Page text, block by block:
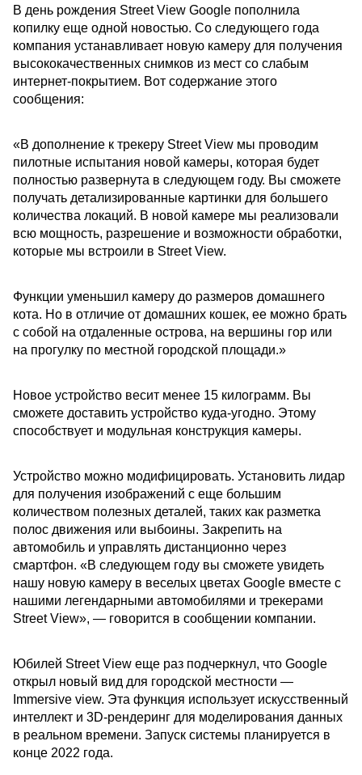
В день рождения Street View Google пополнила
копилку еще одной новостью. Со следующего года
компания устанавливает новую камеру для получения
высококачественных снимков из мест со слабым
интернет-покрытием. Вот содержание этого
сообщения:
«В дополнение к трекеру Street View мы проводим
пилотные испытания новой камеры, которая будет
полностью развернута в следующем году. Вы сможете
получать детализированные картинки для большего
количества локаций. В новой камере мы реализовали
всю мощность, разрешение и возможности обработки,
которые мы встроили в Street View.
Функции уменьшил камеру до размеров домашнего
кота. Но в отличие от домашних кошек, ее можно брать
с собой на отдаленные острова, на вершины гор или
на прогулку по местной городской площади.»
Новое устройство весит менее 15 килограмм. Вы
сможете доставить устройство куда-угодно. Этому
способствует и модульная конструкция камеры.
Устройство можно модифицировать. Установить лидар
для получения изображений с еще большим
количеством полезных деталей, таких как разметка
полос движения или выбоины. Закрепить на
автомобиль и управлять дистанционно через
смартфон. «В следующем году вы сможете увидеть
нашу новую камеру в веселых цветах Google вместе с
нашими легендарными автомобилями и трекерами
Street View», — говорится в сообщении компании.
Юбилей Street View еще раз подчеркнул, что Google
открыл новый вид для городской местности —
Immersive view. Эта функция использует искусственный
интеллект и 3D-рендеринг для моделирования данных
в реальном времени. Запуск системы планируется в
конце 2022 года.